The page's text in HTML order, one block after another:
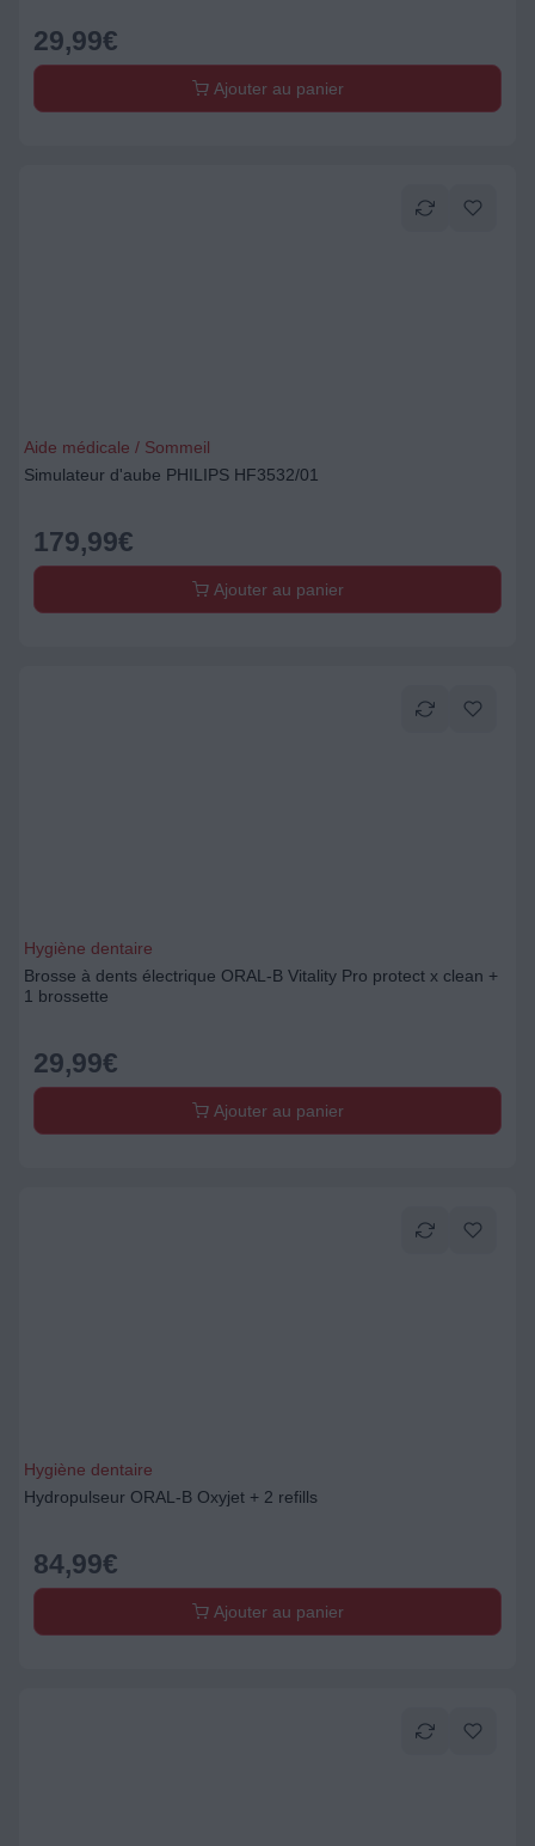
29,99€
Ajouter au panier
Aide médicale / Sommeil
Simulateur d'aube PHILIPS HF3532/01
179,99€
Ajouter au panier
Hygiène dentaire
Brosse à dents électrique ORAL-B Vitality Pro protect x clean +
1 brossette
29,99€
Ajouter au panier
Hygiène dentaire
Hydropulseur ORAL-B Oxyjet + 2 refills
84,99€
Ajouter au panier